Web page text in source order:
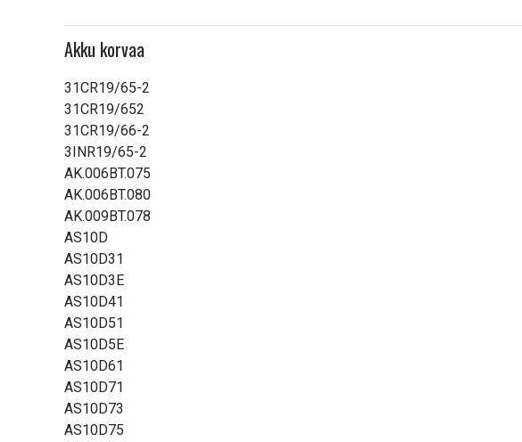
Akku korvaa
31CR19/65-2
31CR19/652
31CR19/66-2
3INR19/65-2
AK.006BT.075
AK.006BT.080
AK.009BT.078
AS10D
AS10D31
AS10D3E
AS10D41
AS10D51
AS10D5E
AS10D61
AS10D71
AS10D73
AS10D75